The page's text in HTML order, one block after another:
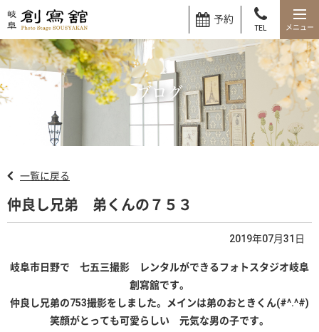
予約
TEL
ブログ
一覧に戻る
仲良し兄弟 弟くんの７５３
2019年07月31日
岐阜市日野で 七五三撮影 レンタルができるフォトスタジオ岐阜
創寫舘です。
仲良し兄弟の753撮影をしました。メインは弟のおときくん(#^.^#)
笑顔がとっても可愛らしい 元気な男の子です。